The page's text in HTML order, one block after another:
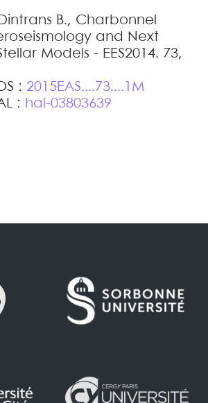
Dintrans B., Charbonnel
and Next
Models - EES2014. 73,
: 2015EAS....73....1M
: hal-03803639